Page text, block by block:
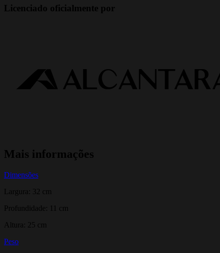
Licenciado oficialmente por
Mais informações
Dimensões
Largura: 32 cm
Profundidade: 11 cm
Altura: 25 cm
Peso